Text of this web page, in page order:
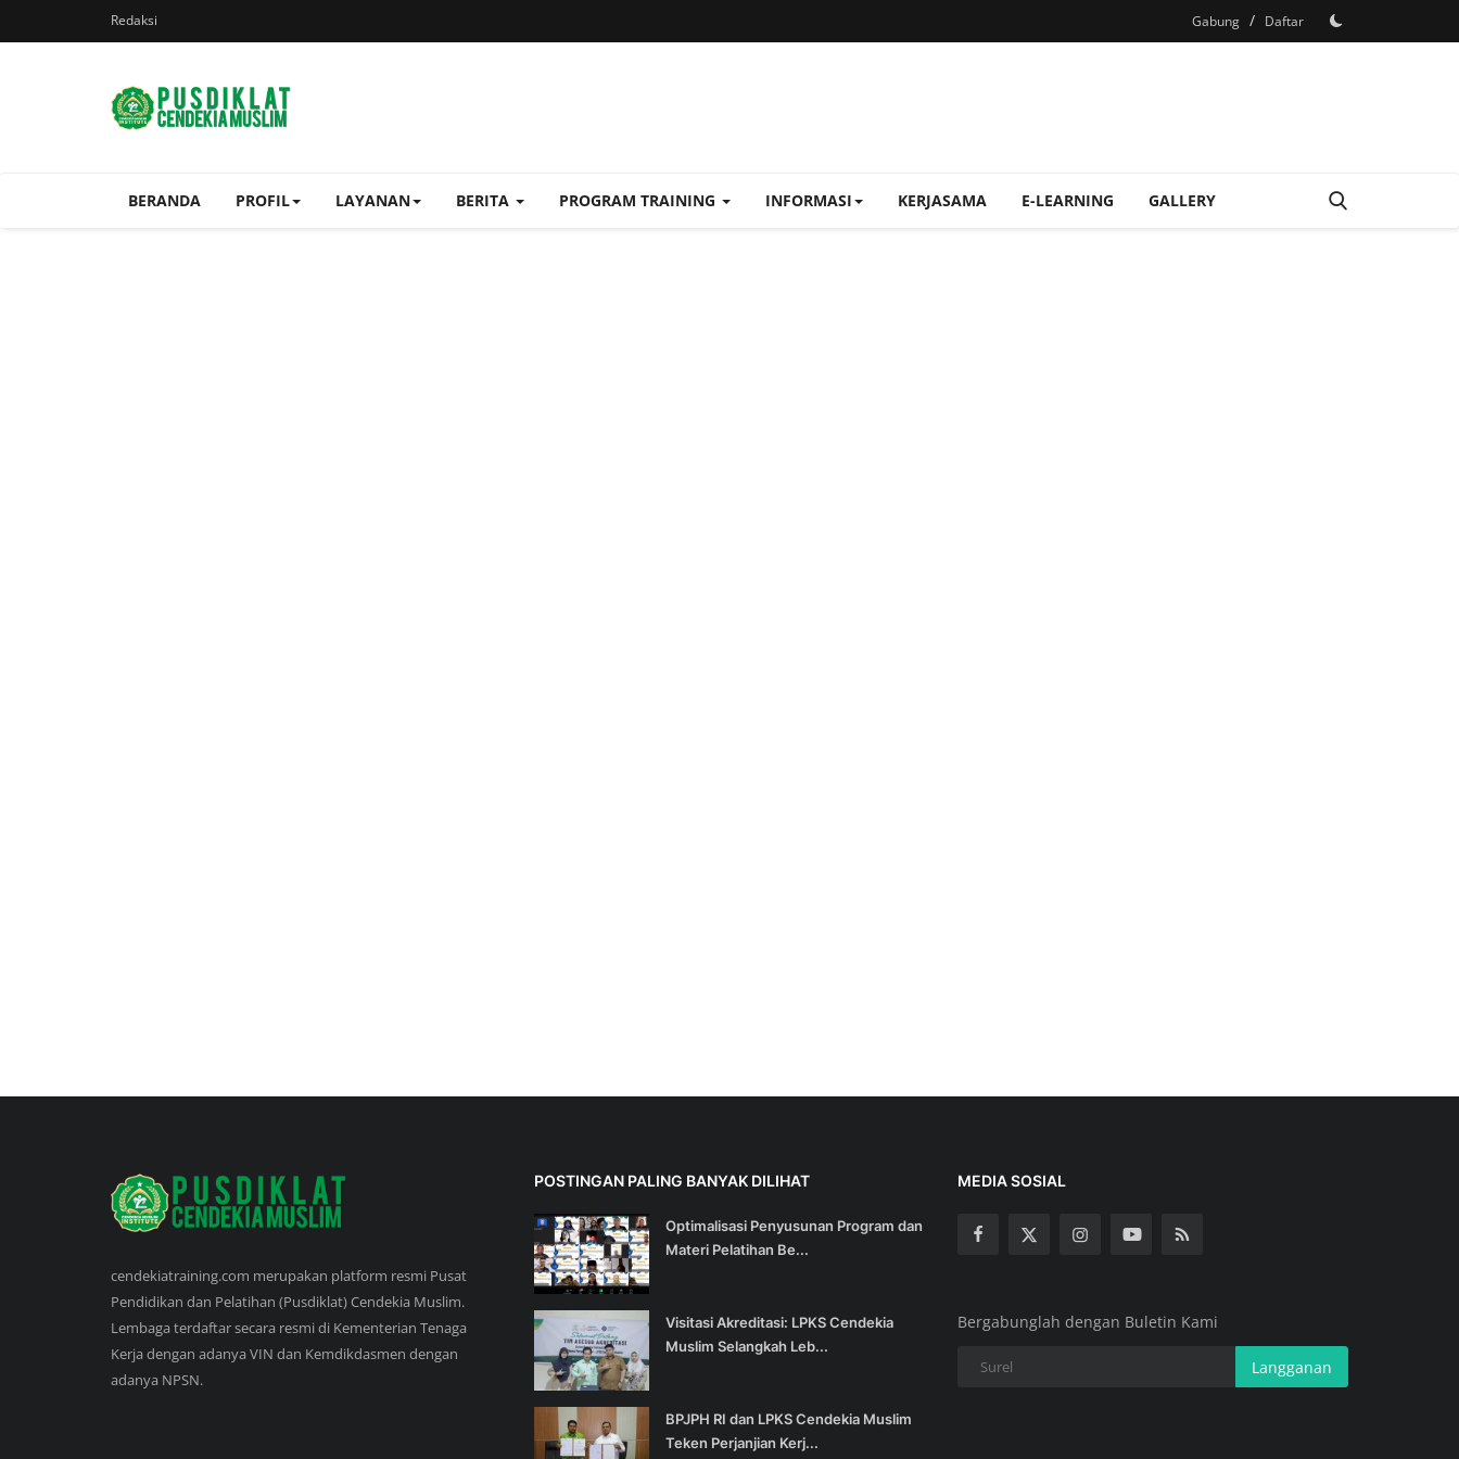
Redaksi Gabung / Daftar
BERANDA PROFIL LAYANAN BERITA PROGRAM TRAINING INFORMASI KERJASAMA E-LEARNING GALLERY
cendekiatraining.com merupakan platform resmi Pusat
Pendidikan dan Pelatihan (Pusdiklat) Cendekia Muslim.
Lembaga terdaftar secara resmi di Kementerian Tenaga
Kerja dengan adanya VIN dan Kemdikdasmen dengan
adanya NPSN.
POSTINGAN PALING BANYAK DILIHAT
Optimalisasi Penyusunan Program dan
Materi Pelatihan Be...
Visitasi Akreditasi: LPKS Cendekia
Muslim Selangkah Leb...
BPJPH RI dan LPKS Cendekia Muslim
Teken Perjanjian Kerj...
MEDIA SOSIAL
Bergabunglah dengan Buletin Kami
Langganan